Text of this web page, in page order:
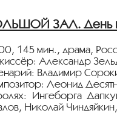
ЗАЛ. День
145 мин., драма,
Александр
Владимир
Леонид
Ингеборга
Николай